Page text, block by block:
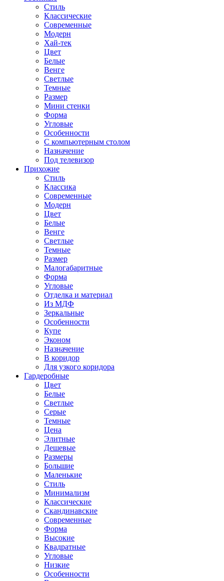
Стиль
Классические
Современные
Модерн
Хай-тек
Цвет
Белые
Венге
Светлые
Темные
Размер
Мини стенки
Форма
Угловые
Особенности
С компьютерным столом
Назначение
Под телевизор
Прихожие
Стиль
Классика
Современные
Модерн
Цвет
Белые
Венге
Светлые
Темные
Размер
Малогабаритные
Форма
Угловые
Отделка и материал
Из МДФ
Зеркальные
Особенности
Купе
Эконом
Назначение
В коридор
Для узкого коридора
Гардеробные
Цвет
Белые
Светлые
Серые
Темные
Цена
Элитные
Дешевые
Размеры
Большие
Маленькие
Стиль
Минимализм
Классические
Скандинавские
Современные
Форма
Высокие
Квадратные
Угловые
Низкие
Особенности